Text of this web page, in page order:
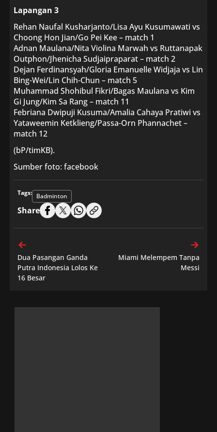
Lapangan 3
Rehan Naufal Kusharjanto/Lisa Ayu Kusumawati vs
Choong Hon Jian/Go Pei Kee – match 1
Adnan Maulana/Nita Violina Marwah vs Ruttanapak
Outphon/Jhenicha Sudjaipraparat – match 2
Dejan Ferdinansyah/Gloria Emanuelle Widjaja vs Lin
Bing-Wei/Lin Chih-Chun – match 5
Muhammad Shohibul Fikri/Bagas Maulana vs Kim
Gi Jung/Kim Sa Rang – match 11
Febriana Dwipuji Kusuma/Amalia Cahaya Pratiwi vs
Yataweemin Ketklieng/Passa-Orn Phannachet –
match 12
(bP/timKB).
Sumber foto: facebook
Tags: Badminton
Share
Dua Pasangan Ganda
Putra Indonesia Lolos Ke
16 Besar
Miami Melempem Tanpa
Messi